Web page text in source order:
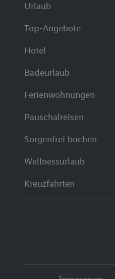
Urlaub
Top-Angebote
Hotel
Badeurlaub
Ferienwohnungen
Pauschalreisen
Sorgenfrei buchen
Wellnessurlaub
Kreuzfahrten